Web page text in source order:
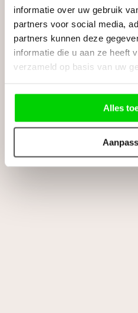
informatie over uw gebruik
partners voor social media,
partners kunnen deze
informatie die u aan ze heeft
verzameld op basis van uw
Alles
Blog
regels, toeslagen
Gemeente
Interesse in...
Het kantoor van jouw regio: *